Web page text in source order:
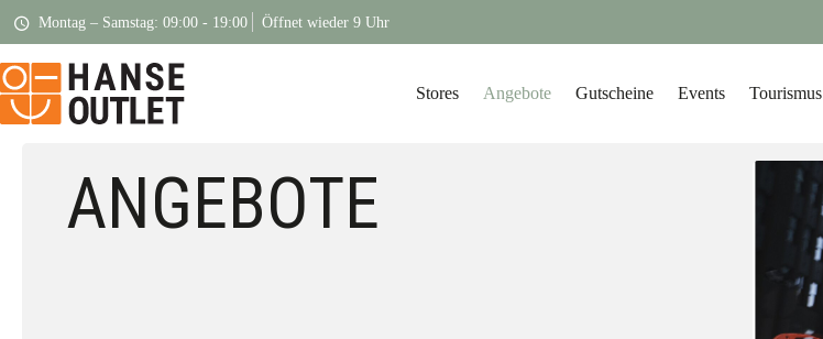
Montag – Samstag: 09:00 - 19:00 Öffnet wieder 9 Uhr
Stores Angebote Gutscheine Events Tourismus
ANGEBOTE